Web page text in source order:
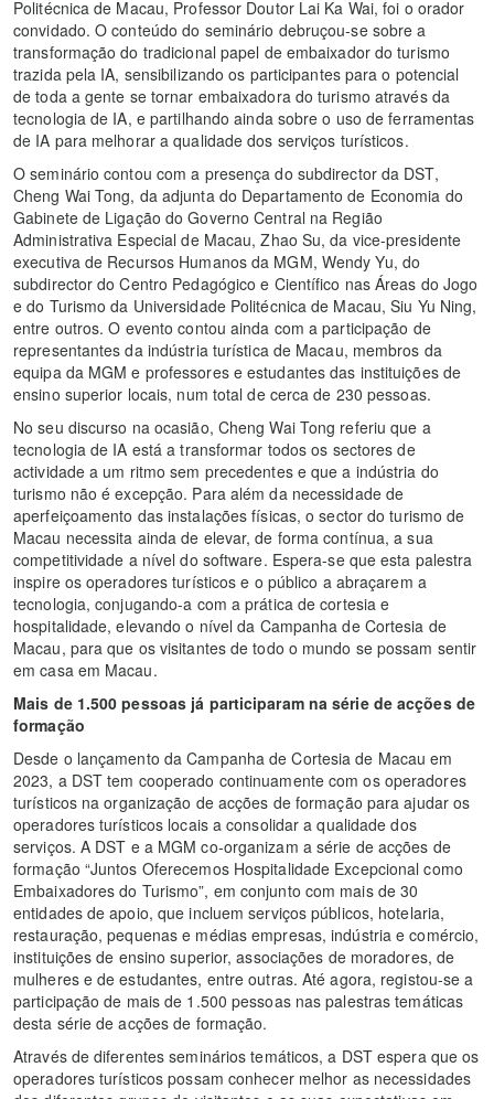
Politécnica de Macau, Professor Doutor Lai Ka Wai, foi o orador
convidado. O conteúdo do seminário debruçou-se sobre a
transformação do tradicional papel de embaixador do turismo
trazida pela IA, sensibilizando os participantes para o potencial
de toda a gente se tornar embaixadora do turismo através da
tecnologia de IA, e partilhando ainda sobre o uso de ferramentas
de IA para melhorar a qualidade dos serviços turísticos.
O seminário contou com a presença do subdirector da DST,
Cheng Wai Tong, da adjunta do Departamento de Economia do
Gabinete de Ligação do Governo Central na Região
Administrativa Especial de Macau, Zhao Su, da vice-presidente
executiva de Recursos Humanos da MGM, Wendy Yu, do
subdirector do Centro Pedagógico e Científico nas Áreas do Jogo
e do Turismo da Universidade Politécnica de Macau, Siu Yu Ning,
entre outros. O evento contou ainda com a participação de
representantes da indústria turística de Macau, membros da
equipa da MGM e professores e estudantes das instituições de
ensino superior locais, num total de cerca de 230 pessoas.
No seu discurso na ocasião, Cheng Wai Tong referiu que a
tecnologia de IA está a transformar todos os sectores de
actividade a um ritmo sem precedentes e que a indústria do
turismo não é excepção. Para além da necessidade de
aperfeiçoamento das instalações físicas, o sector do turismo de
Macau necessita ainda de elevar, de forma contínua, a sua
competitividade a nível do software. Espera-se que esta palestra
inspire os operadores turísticos e o público a abraçarem a
tecnologia, conjugando-a com a prática de cortesia e
hospitalidade, elevando o nível da Campanha de Cortesia de
Macau, para que os visitantes de todo o mundo se possam sentir
em casa em Macau.
Mais de 1.500 pessoas já participaram na série de acções de
formação
Desde o lançamento da Campanha de Cortesia de Macau em
2023, a DST tem cooperado continuamente com os operadores
turísticos na organização de acções de formação para ajudar os
operadores turísticos locais a consolidar a qualidade dos
serviços. A DST e a MGM co-organizam a série de acções de
formação “Juntos Oferecemos Hospitalidade Excepcional como
Embaixadores do Turismo”, em conjunto com mais de 30
entidades de apoio, que incluem serviços públicos, hotelaria,
restauração, pequenas e médias empresas, indústria e comércio,
instituições de ensino superior, associações de moradores, de
mulheres e de estudantes, entre outras. Até agora, registou-se a
participação de mais de 1.500 pessoas nas palestras temáticas
desta série de acções de formação.
Através de diferentes seminários temáticos, a DST espera que os
operadores turísticos possam conhecer melhor as necessidades